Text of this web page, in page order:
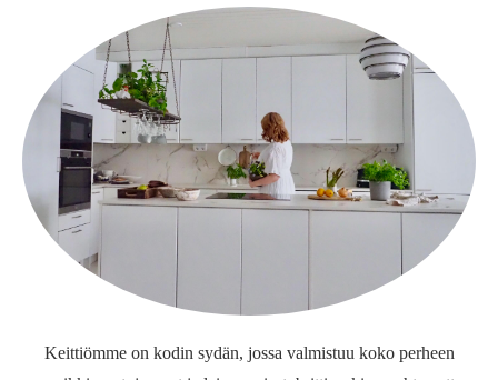
Keittiömme on kodin sydän, jossa valmistuu koko perheen